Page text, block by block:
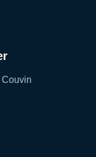
Couvin